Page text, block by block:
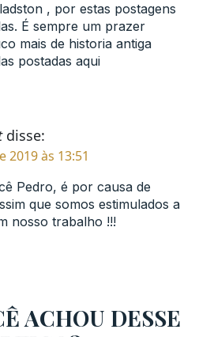
, por estas postagens
É sempre um prazer
mais de historia antiga
postadas aqui
disse:
2019 às 13:51
Pedro, é por causa de
que somos estimulados a
nosso trabalho !!!
ACHOU DESSE